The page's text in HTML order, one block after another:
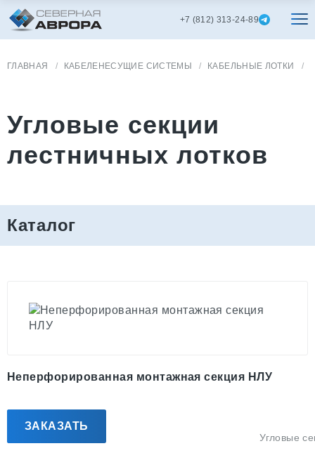
+7 (812) 313-24-89
ГЛАВНАЯ КАБЕЛЕНЕСУЩИЕ СИСТЕМЫ КАБЕЛЬНЫЕ ЛОТКИ
Угловые секции
лестничных лотков
Каталог
Неперфорированная монтажная секция НЛУ
ЗАКАЗАТЬ
Угловые